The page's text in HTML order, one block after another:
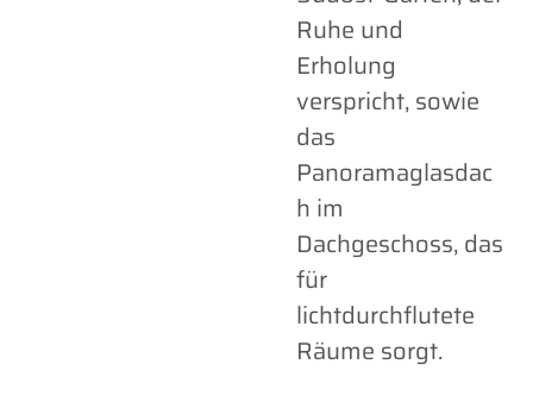
Ruhe und
Erholung
verspricht, sowie
das
Panoramaglasdac
h im
Dachgeschoss, das
für
lichtdurchflutete
Räume sorgt.